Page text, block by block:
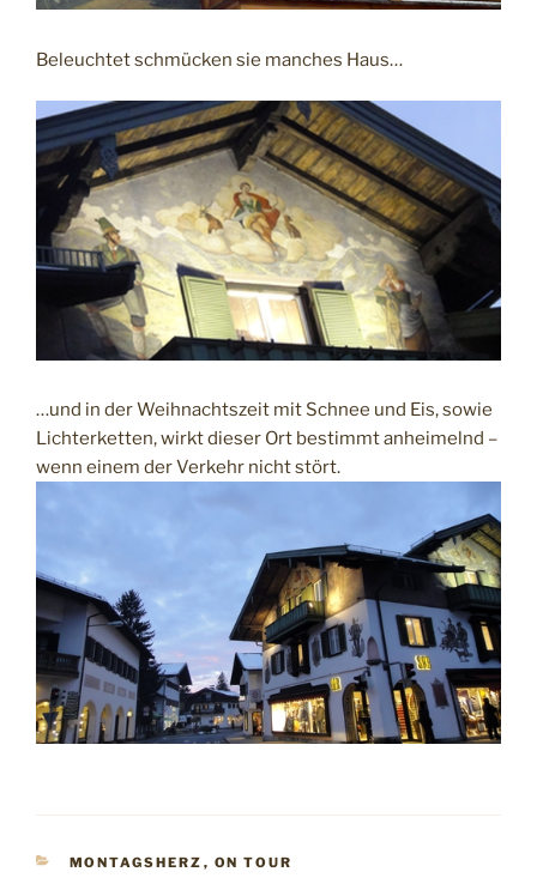
Beleuchtet schmücken sie manches Haus…
…und in der Weihnachtszeit mit Schnee und Eis, sowie
Lichterketten, wirkt dieser Ort bestimmt anheimelnd –
wenn einem der Verkehr nicht stört.
KATEGORIEN
MONTAGSHERZ , ON TOUR